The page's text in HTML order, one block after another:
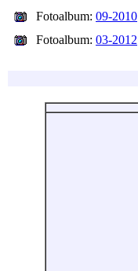
Fotoalbum: 09-2010
Fotoalbum: 03-2012